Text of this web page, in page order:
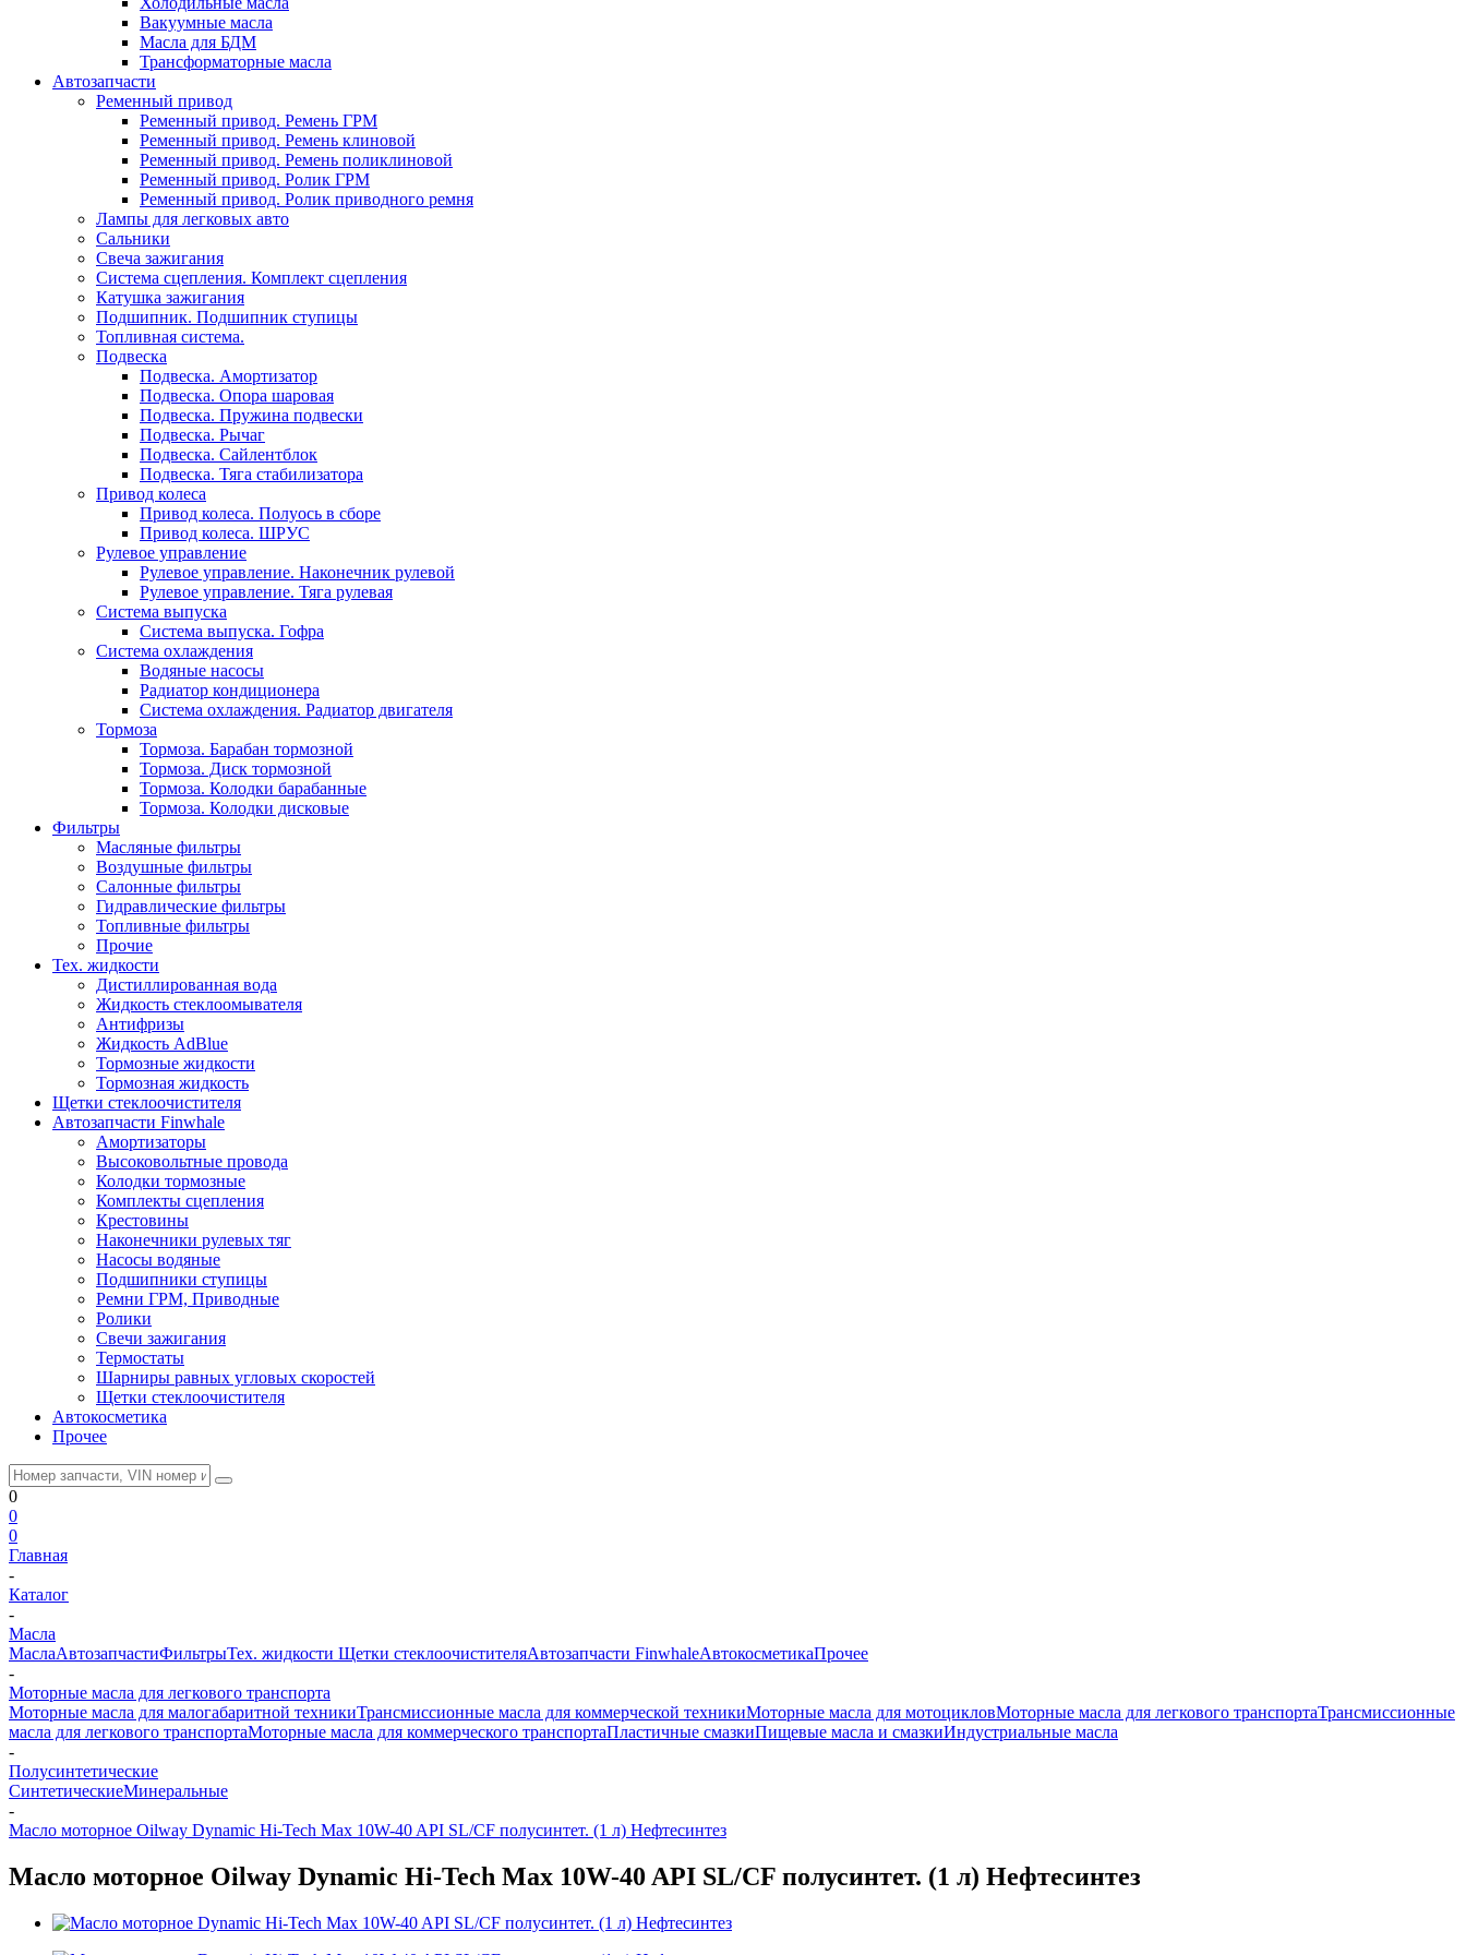
Вакуумные масла
Масла для БДМ
Трансформаторные масла
Автозапчасти
Ременный привод
Ременный привод. Ремень ГРМ
Ременный привод. Ремень клиновой
Ременный привод. Ремень поликлиновой
Ременный привод. Ролик ГРМ
Ременный привод. Ролик приводного ремня
Лампы для легковых авто
Сальники
Свеча зажигания
Система сцепления. Комплект сцепления
Катушка зажигания
Подшипник. Подшипник ступицы
Топливная система.
Подвеска
Подвеска. Амортизатор
Подвеска. Опора шаровая
Подвеска. Пружина подвески
Подвеска. Рычаг
Подвеска. Сайлентблок
Подвеска. Тяга стабилизатора
Привод колеса
Привод колеса. Полуось в сборе
Привод колеса. ШРУС
Рулевое управление
Рулевое управление. Наконечник рулевой
Рулевое управление. Тяга рулевая
Система выпуска
Система выпуска. Гофра
Система охлаждения
Водяные насосы
Радиатор кондиционера
Система охлаждения. Радиатор двигателя
Тормоза
Тормоза. Барабан тормозной
Тормоза. Диск тормозной
Тормоза. Колодки барабанные
Тормоза. Колодки дисковые
Фильтры
Масляные фильтры
Воздушные фильтры
Салонные фильтры
Гидравлические фильтры
Топливные фильтры
Прочие
Тех. жидкости
Дистиллированная вода
Жидкость стеклоомывателя
Антифризы
Жидкость AdBlue
Тормозные жидкости
Тормозная жидкость
Щетки стеклоочистителя
Автозапчасти Finwhale
Амортизаторы
Высоковольтные провода
Колодки тормозные
Комплекты сцепления
Крестовины
Наконечники рулевых тяг
Насосы водяные
Подшипники ступицы
Ремни ГРМ, Приводные
Ролики
Свечи зажигания
Термостаты
Шарниры равных угловых скоростей
Щетки стеклоочистителя
Автокосметика
Прочее
0
0
0
Главная
-
Каталог
-
Масла
МаслаАвтозапчастиФильтрыТех. жидкости Щетки стеклоочистителяАвтозапчасти FinwhaleАвтокосметикаПрочее
-
Моторные масла для легкового транспорта
Моторные масла для малогабаритной техникиТрансмиссионные масла для коммерческой техникиМоторные масла для мотоцикловМоторные масла для легкового транспортаТрансмиссионные
масла для легкового транспортаМоторные масла для коммерческого транспортаПластичные смазкиПищевые масла и смазкиИндустриальные масла
-
Полусинтетические
СинтетическиеМинеральные
-
Масло моторное Oilway Dynamic Hi-Tech Max 10W-40 API SL/CF полусинтет. (1 л) Нефтесинтез
Масло моторное Oilway Dynamic Hi-Tech Max 10W-40 API SL/CF полусинтет. (1 л) Нефтесинтез